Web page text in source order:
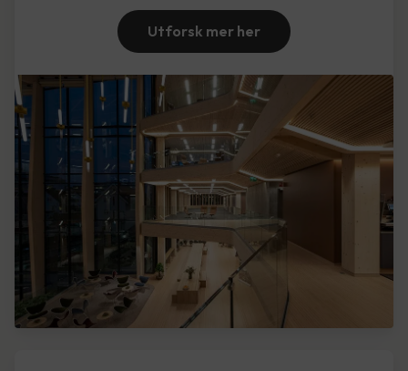
Utforsk mer her